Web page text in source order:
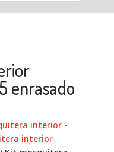
enrasado
interior -
interior